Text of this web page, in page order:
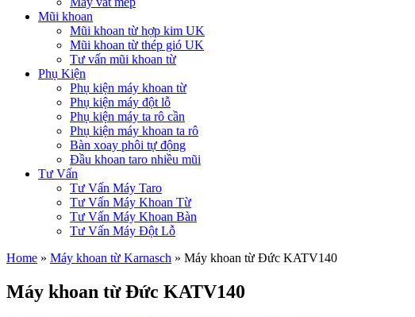
Mũi khoan
Mũi khoan từ hợp kim UK
Mũi khoan từ thép gió UK
Tư vấn mũi khoan từ
Phụ Kiện
Phụ kiện máy khoan từ
Phụ kiện máy đột lỗ
Phụ kiện máy ta rô cần
Phụ kiện máy khoan ta rô
Bàn xoay phôi tự động
Đầu khoan taro nhiều mũi
Tư Vấn
Tư Vấn Máy Taro
Tư Vấn Máy Khoan Từ
Tư Vấn Máy Khoan Bàn
Tư Vấn Máy Đột Lỗ
Home » Máy khoan từ Karnasch » Máy khoan từ Đức KATV140
Máy khoan từ Đức KATV140